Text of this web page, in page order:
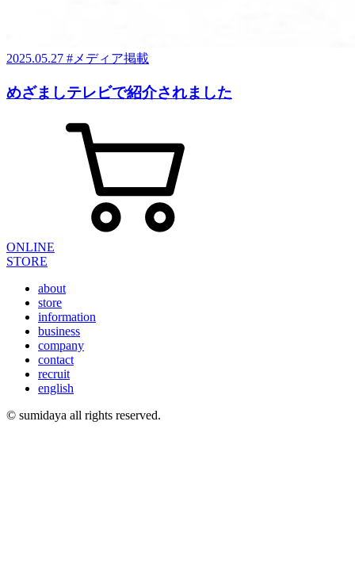
2025.05.27 #メディア掲載
めざましテレビで紹介されました
ONLINE
STORE
about
store
information
business
company
contact
recruit
english
© sumidaya all rights reserved.